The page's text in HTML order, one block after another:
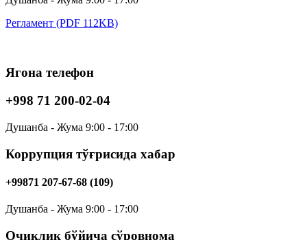
Регламент (PDF 112KB)
Ягона телефон
+998 71 200-02-04
Душанба - Жума 9:00 - 17:00
Коррупция тўғрисида хабар
+99871 207-67-68 (109)
Душанба - Жума 9:00 - 17:00
Очиқлик бўйича сўровнома